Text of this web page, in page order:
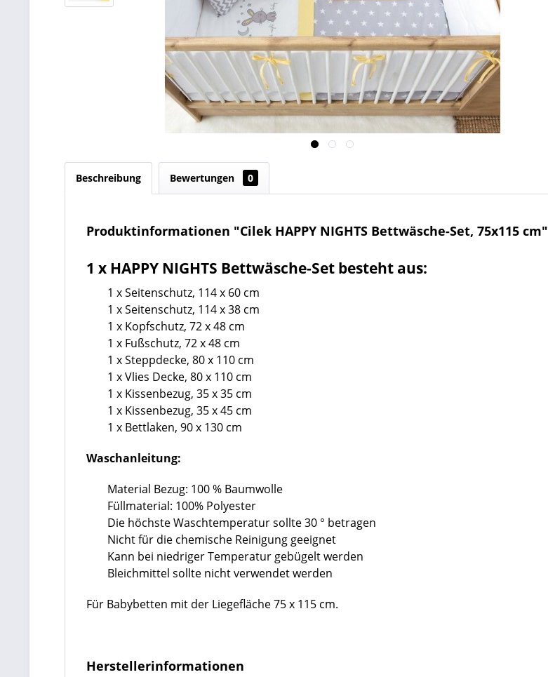
Beschreibung Bewertungen 0
Produktinformationen "Cilek HAPPY NIGHTS Bettwäsche-Set, 75x115 cm"
1 x HAPPY NIGHTS Bettwäsche-Set besteht aus:
1 x Seitenschutz, 114 x 60 cm
1 x Seitenschutz, 114 x 38 cm
1 x Kopfschutz, 72 x 48 cm
1 x Fußschutz, 72 x 48 cm
1 x Steppdecke, 80 x 110 cm
1 x Vlies Decke, 80 x 110 cm
1 x Kissenbezug, 35 x 35 cm
1 x Kissenbezug, 35 x 45 cm
1 x Bettlaken, 90 x 130 cm
Waschanleitung:
Material Bezug: 100 % Baumwolle
Füllmaterial: 100% Polyester
Die höchste Waschtemperatur sollte 30 ° betragen
Nicht für die chemische Reinigung geeignet
Kann bei niedriger Temperatur gebügelt werden
Bleichmittel sollte nicht verwendet werden
Für Babybetten mit der Liegefläche 75 x 115 cm.
Herstellerinformationen